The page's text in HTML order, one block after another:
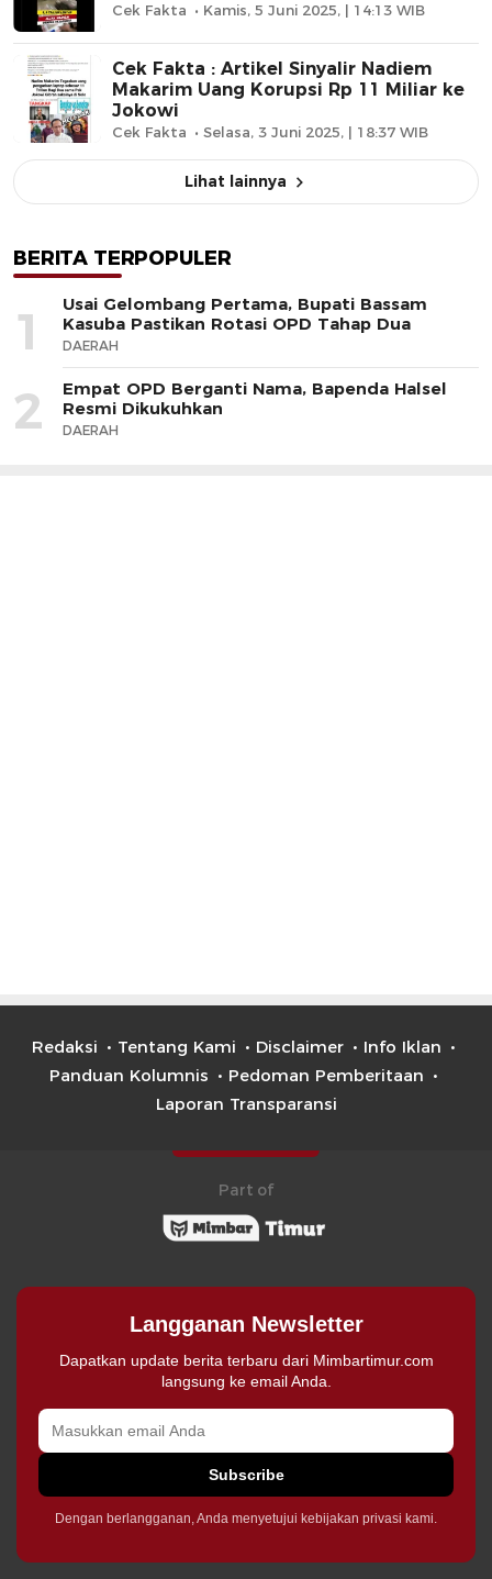
Cek Fakta Kamis, 5 Juni 2025, | 14:13 WIB
Cek Fakta : Artikel Sinyalir Nadiem
Makarim Uang Korupsi Rp 11 Miliar ke
Jokowi
Cek Fakta Selasa, 3 Juni 2025, | 18:37 WIB
Lihat lainnya
BERITA TERPOPULER
1
Usai Gelombang Pertama, Bupati Bassam
Kasuba Pastikan Rotasi OPD Tahap Dua
DAERAH
2
Empat OPD Berganti Nama, Bapenda Halsel
Resmi Dikukuhkan
DAERAH
Redaksi Tentang Kami Disclaimer
Info Iklan
Panduan Kolumnis
Pedoman Pemberitaan
Laporan Transparansi
Part of
Langganan Newsletter
Dapatkan update berita terbaru dari Mimbartimur.com
langsung ke email Anda.
Subscribe
Dengan berlangganan, Anda menyetujui kebijakan privasi kami.